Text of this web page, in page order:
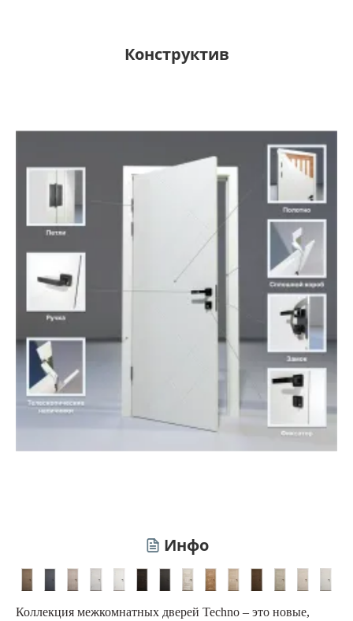
Конструктив
Инфо
Коллекция межкомнатных дверей Techno – это новые,